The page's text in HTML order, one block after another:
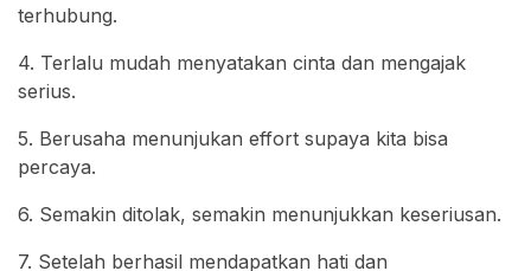
terhubung.
4. Terlalu mudah menyatakan cinta dan mengajak
serius.
5. Berusaha menunjukan effort supaya kita bisa
percaya.
6. Semakin ditolak, semakin menunjukkan keseriusan.
7. Setelah berhasil mendapatkan hati dan